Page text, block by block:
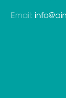
thừa nhận.
Email: